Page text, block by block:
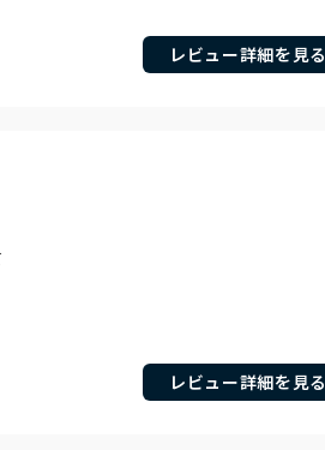
レビュー詳細を見る
レビュー詳細を見る